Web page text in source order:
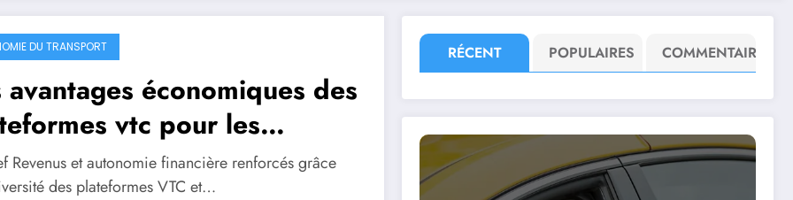
DU TRANSPORT
avantages économiques des
vtc pour les
Revenus et autonomie financière renforcés grâce
des plateformes VTC et…
RÉCENT POPULAIRES COMMENTAIRE